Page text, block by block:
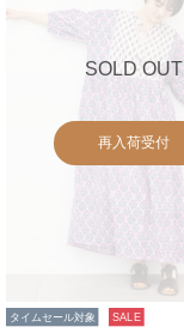
SOLD OUT
再入荷受付
タイムセール対象 SALE